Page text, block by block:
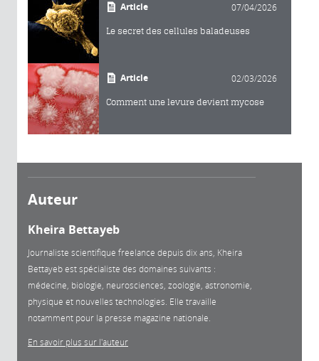
Article 07/04/2026
Le secret des cellules baladeuses
Article 02/03/2026
Comment une levure devient mycose
Auteur
Kheira Bettayeb
Journaliste scientifique freelance depuis dix ans, Kheira
Bettayeb est spécialiste des domaines suivants :
médecine, biologie, neurosciences, zoologie, astronomie,
physique et nouvelles technologies. Elle travaille
notamment pour la presse magazine nationale.
En savoir plus sur l'auteur